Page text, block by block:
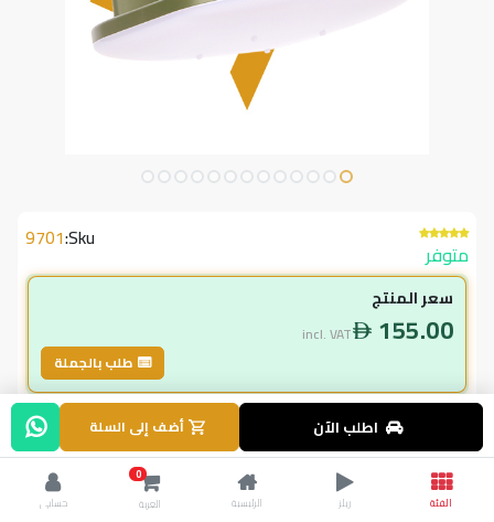
متوفر
Sku:
9701
سعر المنتج
155.00
incl. VAT
طلب بالجملة
لاعضاء ال vip
139.50
incl. VAT
155.00 وفر15.50
اطلب الآن أضف إلى السلة
الفئة ريلز الرئيسية
0
العربة
حسابي